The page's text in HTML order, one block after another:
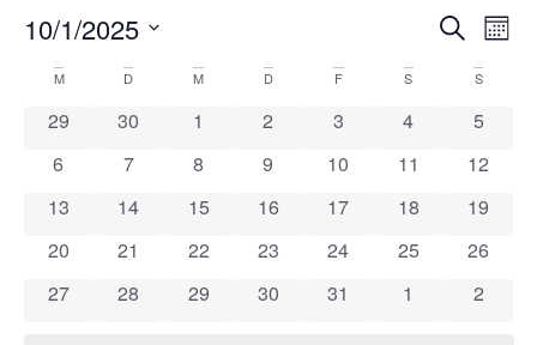
UND
Suche
10/1/2025
wählen.
KALENDER
VON
VERANSTALTUNGEN
M D M D F S S
0 Veranstaltungen
29 0 Veranstaltungen
30 0 Veranstaltungen
1 0 Veranstaltungen
2 0 Veranstaltungen
3 0
4 0
5
0 Veranstaltungen
6 0 Veranstaltungen
7 0 Veranstaltungen
8 0 Veranstaltungen
9 0 Veranstaltungen
10 0
11 0
12
0 Veranstaltungen
13 0 Veranstaltungen
14 0 Veranstaltungen
15 0 Veranstaltungen
16 0 Veranstaltungen
17 0
18 0
19
0 Veranstaltungen
20 0 Veranstaltungen
21 0 Veranstaltungen
22 0 Veranstaltungen
23 0 Veranstaltungen
24 0
25 0
26
0 Veranstaltungen
27 0 Veranstaltungen
28 0 Veranstaltungen
29 0 Veranstaltungen
30 0 Veranstaltungen
31 0
1 0
2